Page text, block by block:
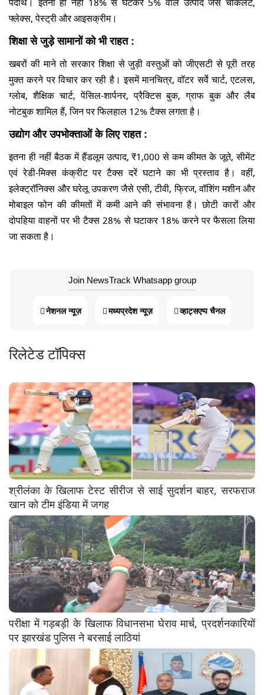
फ्लेक्स, पेस्ट्री और आइसक्रीम।
शिक्षा से जुड़े सामानों को भी राहत :
खबरों की माने तो सरकार शिक्षा से जुड़ी वस्तुओं को जीएसटी से पूरी तरह
मुक्त करने पर विचार कर रही है। इसमें मानचित्र, वॉटर सर्वे चार्ट, एटलस,
ग्लोब, शैक्षिक चार्ट, पेंसिल-शार्पनर, प्रैक्टिस बुक, ग्राफ बुक और लैब
नोटबुक शामिल हैं, जिन पर फिलहाल 12% टैक्स लगता है।
उद्योग और उपभोक्ताओं के लिए राहत :
इतना ही नहीं बैठक में हैंडलूम उत्पाद, ₹1,000 से कम कीमत के जूते, सीमेंट
एवं रेडी-मिक्स कंक्रीट पर टैक्स दरें घटाने का भी प्रस्ताव है। वहीं,
इलेक्ट्रॉनिक्स और घरेलू उपकरण जैसे एसी, टीवी, फ्रिज, वॉशिंग मशीन और
मोबाइल फोन की कीमतों में कमी आने की संभावना है। छोटी कारों और
दोपहिया वाहनों पर भी टैक्स 28% से घटाकर 18% करने पर फैसला लिया
जा सकता है।
Join NewsTrack Whatsapp group
नेशनल न्यूज़ मध्यप्रदेश न्यूज़ व्हाट्सएप्प चैनल
रिलेटेड टॉपिक्स
श्रीलंका के खिलाफ टेस्ट सीरीज से साई सुदर्शन बाहर, सरफराज
खान को टीम इंडिया में जगह
परीक्षा में गड़बड़ी के खिलाफ विधानसभा घेराव मार्च, प्रदर्शनकारियों
पर झारखंड पुलिस ने बरसाई लाठियां